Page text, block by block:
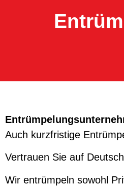
Auch kurzfristige
Vertrauen Sie auf
Wir entrümpeln sowohl